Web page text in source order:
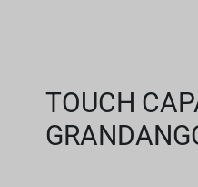
TOUCH